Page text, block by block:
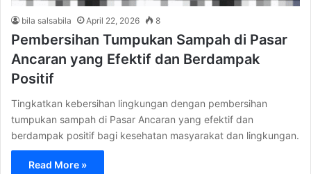
bila salsabila April 22, 2026 8
Pembersihan Tumpukan Sampah di Pasar
Ancaran yang Efektif dan Berdampak
Positif
Tingkatkan kebersihan lingkungan dengan pembersihan
tumpukan sampah di Pasar Ancaran yang efektif dan
berdampak positif bagi kesehatan masyarakat dan lingkungan.
Read More »